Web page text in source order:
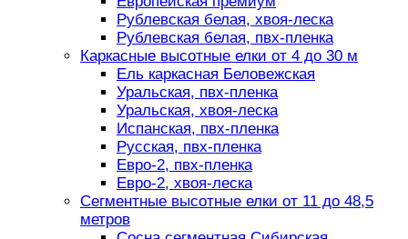
Рублевская белая, хвоя-леска
Рублевская белая, пвх-пленка
Каркасные высотные елки от 4 до 30 м
Ель каркасная Беловежская
Уральская, пвх-пленка
Уральская, хвоя-леска
Испанская, пвх-пленка
Русская, пвх-пленка
Евро-2, пвх-пленка
Евро-2, хвоя-леска
Сегментные высотные елки от 11 до 48,5
метров